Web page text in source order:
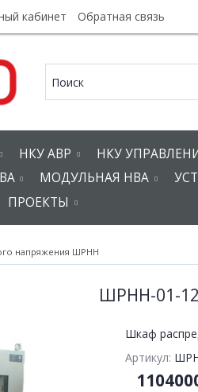
кабинет Обратная связь
НКУ АВР НКУ
МОДУЛЬНАЯ НВА
ПРОЕКТЫ
напряжения ШРНН
ШРНН-01-
Шкаф
Артикул: